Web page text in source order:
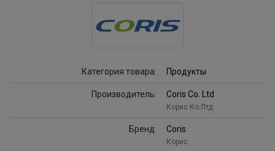
Категория товара: Продукты
Производитель: Coris Co. Ltd
Корис Ко.Лтд
Бренд: Coris
Корис